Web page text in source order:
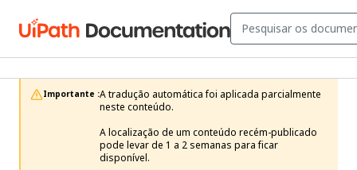
Importante :A tradução automática foi aplicada parcialmente
neste conteúdo.
A localização de um conteúdo recém-publicado
pode levar de 1 a 2 semanas para ficar
disponível.